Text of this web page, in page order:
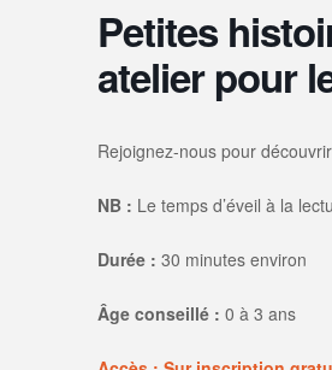
Petites
atelier pour
Rejoignez-nous pour
NB : Le temps d’éveil à la
Durée : 30 minutes environ
Âge conseillé : 0 à 3 ans